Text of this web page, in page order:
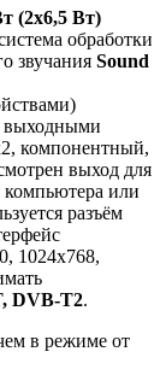
(2x6,5 Вт)
обработки
звучания Sound
выходными
компонентный,
выход для
или
разъём
1024x768,
DVB-T2.
в режиме от